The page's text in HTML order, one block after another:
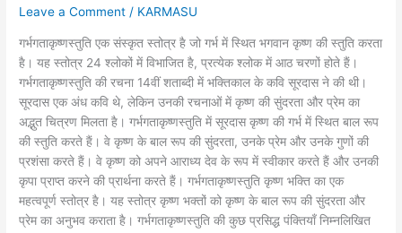
Leave a Comment / KARMASU
गर्भगताकृष्णस्तुति एक संस्कृत स्तोत्र है जो गर्भ में स्थित भगवान कृष्ण की स्तुति करता
है। यह स्तोत्र 24 श्लोकों में विभाजित है, प्रत्येक श्लोक में आठ चरणों होते हैं।
गर्भगताकृष्णस्तुति की रचना 14वीं शताब्दी में भक्तिकाल के कवि सूरदास ने की थी।
सूरदास एक अंध कवि थे, लेकिन उनकी रचनाओं में कृष्ण की सुंदरता और प्रेम का
अद्भुत चित्रण मिलता है। गर्भगताकृष्णस्तुति में सूरदास कृष्ण की गर्भ में स्थित बाल रूप
की स्तुति करते हैं। वे कृष्ण के बाल रूप की सुंदरता, उनके प्रेम और उनके गुणों की
प्रशंसा करते हैं। वे कृष्ण को अपने आराध्य देव के रूप में स्वीकार करते हैं और उनकी
कृपा प्राप्त करने की प्रार्थना करते हैं। गर्भगताकृष्णस्तुति कृष्ण भक्ति का एक
महत्वपूर्ण स्तोत्र है। यह स्तोत्र कृष्ण भक्तों को कृष्ण के बाल रूप की सुंदरता और
प्रेम का अनुभव कराता है। गर्भगताकृष्णस्तुति की कुछ प्रसिद्ध पंक्तियाँ निम्नलिखित